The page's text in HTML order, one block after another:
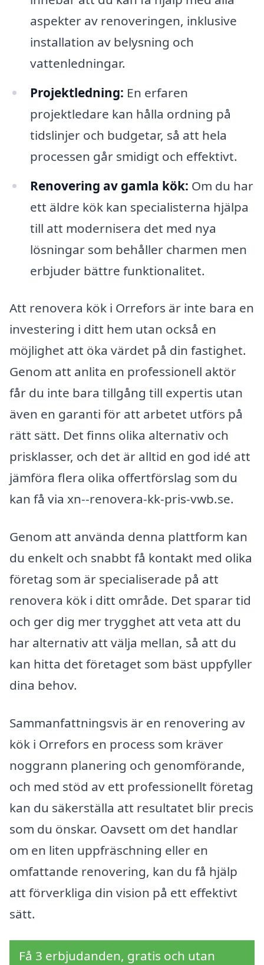
aspekter av renoveringen, inklusive
installation av belysning och
vattenledningar.
Projektledning: En erfaren
projektledare kan hålla ordning på
tidslinjer och budgetar, så att hela
processen går smidigt och effektivt.
Renovering av gamla kök: Om du har
ett äldre kök kan specialisterna hjälpa
till att modernisera det med nya
lösningar som behåller charmen men
erbjuder bättre funktionalitet.
Att renovera kök i Orrefors är inte bara en
investering i ditt hem utan också en
möjlighet att öka värdet på din fastighet.
Genom att anlita en professionell aktör
får du inte bara tillgång till expertis utan
även en garanti för att arbetet utförs på
rätt sätt. Det finns olika alternativ och
prisklasser, och det är alltid en god idé att
jämföra flera olika offertförslag som du
kan få via xn--renovera-kk-pris-vwb.se.
Genom att använda denna plattform kan
du enkelt och snabbt få kontakt med olika
företag som är specialiserade på att
renovera kök i ditt område. Det sparar tid
och ger dig mer trygghet att veta att du
har alternativ att välja mellan, så att du
kan hitta det företaget som bäst uppfyller
dina behov.
Sammanfattningsvis är en renovering av
kök i Orrefors en process som kräver
noggrann planering och genomförande,
och med stöd av ett professionellt företag
kan du säkerställa att resultatet blir precis
som du önskar. Oavsett om det handlar
om en liten uppfräschning eller en
omfattande renovering, kan du få hjälp
att förverkliga din vision på ett effektivt
sätt.
Få 3 erbjudanden, gratis och utan